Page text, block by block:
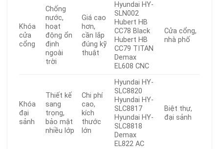
Khóa
cửa
cổng
Chống
nước,
hoạt
động ổn
định
ngoài
trời
Giá cao
hơn,
cần lắp
đúng kỹ
thuật
Hyundai HY-
SLN002
Hubert HB
CC78 Black
Hubert HB
CC79 TITAN
Demax
EL608 CNC
Cửa cổng,
nhà phố
Khóa
đại
sảnh
Thiết kế
sang
trọng,
bảo mật
nhiều lớp
Chi phí
cao,
kích
thước
lớn
Hyundai HY-
SLC8820
Hyundai HY-
SLC8817
Hyundai HY-
SLC8818
Demax
EL822 AC
Biệt thự,
đại sảnh